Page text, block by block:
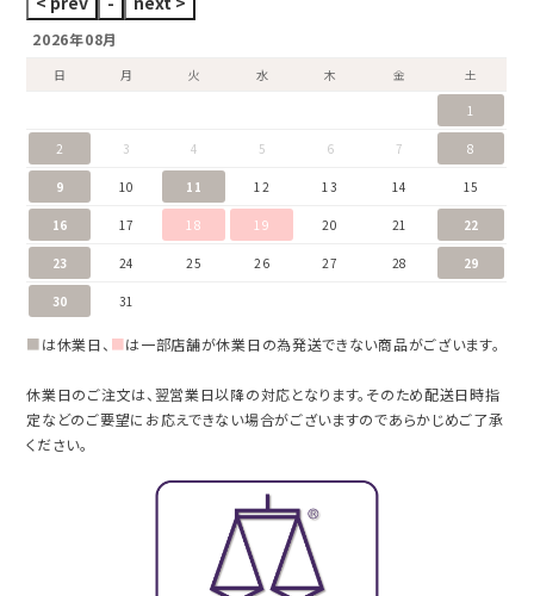
2026年08月
日 月 火 水 木 金
土
1
2 3 4 5 6 7 8
9 10 11 12 13 14 15
16 17 18 19 20 21 22
23 24 25 26 27 28 29
30 31
■は休業日、 ■は一部店舗が休業日の為発送できない商品がございます。
休業日のご注文は、翌営業日以降の対応となります。そのため配送日時指
定などのご要望にお応えできない場合がございますのであらかじめご了承
ください。